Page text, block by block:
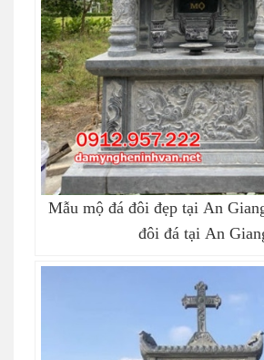
Mẫu mộ đá đôi đẹp tại An
đôi đá tại An